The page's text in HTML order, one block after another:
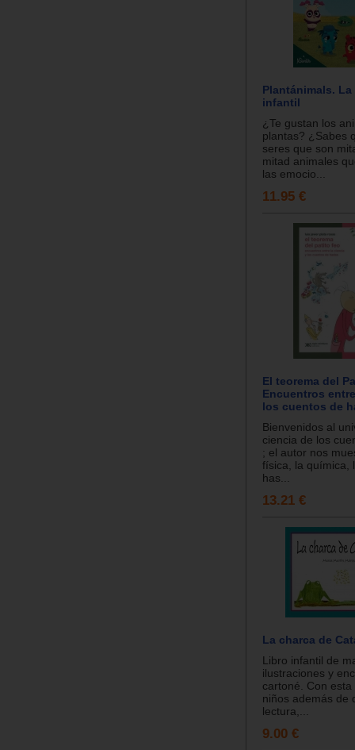
Plantánimals.
infantil
¿Te gustan los
plantas? ¿Sabes
seres que son
mitad animales
las emocio...
11.95 €
El teorema del
Encuentros
los cuentos de
Bienvenidos al
ciencia de los
; el autor nos
física, la química,
has...
13.21 €
La charca de
Libro infantil de
ilustraciones y
cartoné. Con
niños además de
lectura,...
9.00 €